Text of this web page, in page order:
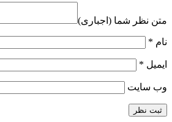
متن نظر شما (اجباری)
نام *
ایمیل *
وب‌ سایت